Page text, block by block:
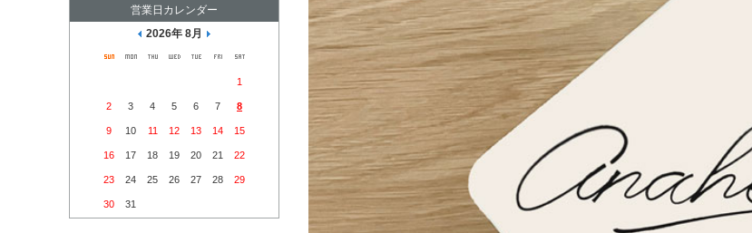
営業日カレンダー
2026年 8月
1
2 3 4 5 6 7 8
9 10 11 12 13 14 15
16 17 18 19 20 21 22
23 24 25 26 27 28 29
30 31